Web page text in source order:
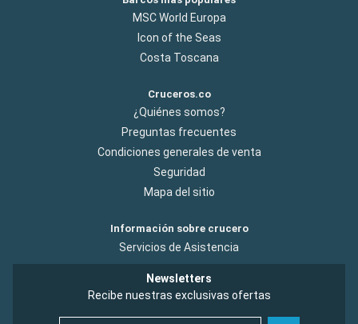
MSC World Europa
Icon of the Seas
Costa Toscana
Cruceros.co
¿Quiénes somos?
Preguntas frecuentes
Condiciones generales de venta
Seguridad
Mapa del sitio
Información sobre crucero
Servicios de Asistencia
Newsletters
Recibe nuestras exclusivas ofertas